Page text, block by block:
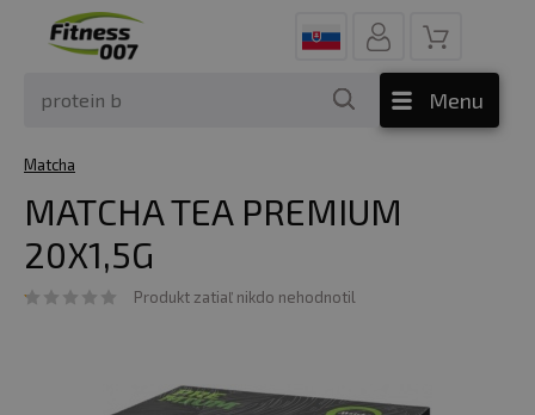
Menu
Matcha
MATCHA TEA PREMIUM
20X1,5G
Produkt zatiaľ nikdo nehodnotil